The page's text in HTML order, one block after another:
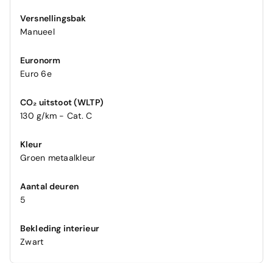
Versnellingsbak
Manueel
Euronorm
Euro 6e
CO₂ uitstoot (WLTP)
130 g/km - Cat. C
Kleur
Groen metaalkleur
Aantal deuren
5
Bekleding interieur
Zwart